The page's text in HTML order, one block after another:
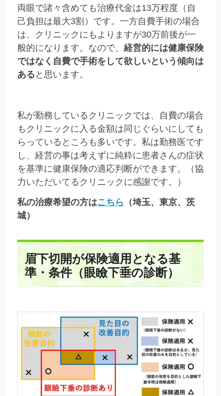
両眼で諸々含めても治療代金は13万程度（自
己負担は最大3割）です。一方自費手術の場合
は、クリニックにもよりますが30万前後が一
般的になります。なので、 経営的には健康保険
ではなく自費で手術をして欲しいという傾向は
ある と思います。
私が勤務しているクリニックでは、自費の場合
もクリニックに入る金額は同じぐらいにしても
らっているところも多いです。私は勤務医です
し、経営の事は考えずに純粋に患者さんの症状
を基準に健康保険の適応判断ができます。（協
力いただいてるクリニックに感謝です。）
私の治療希望の方はこちら （埼玉、東京、茨
城）
眉下切開が保険適用となる基
準・条件（眼瞼下垂の診断）